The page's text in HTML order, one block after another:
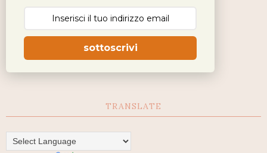
sottoscrivi
TRANSLATE